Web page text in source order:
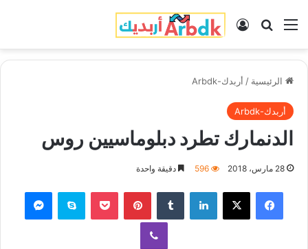
القائمة بحث عنتسجيل الدخول
الرئيسية / أربدك-Arbdk
أربدك-Arbdk
الدنمارك تطرد دبلوماسيين روس
28 مارس، 2018 596 دقيقة واحدة
فيسبوك لينكدإن بينتيريست سكايب
ڤايبر